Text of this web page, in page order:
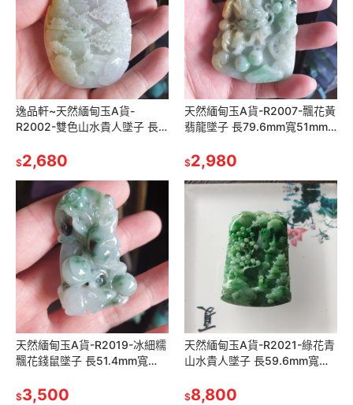
逸品軒~天然緬甸玉A貨-
R2002-雙色山水貴人墜子 長
頭好，雕工精細
$2,680
天然緬甸玉A貨-R2007-飄花黃
翡龍墜子 長79.6mm寬51mm
爪龍。 龍是權勢，高
$2,980
天然緬甸玉A貨-R2019-冰細糯
飄花錢鼠墜子 長51.4mm寬
刻，雕工細心立體，
$3,500
天然緬甸玉A貨-R2021-綠花青
山水貴人墜子 長59.6mm寬
郁，非常顯眼漂亮。 鮮豔
$8,800